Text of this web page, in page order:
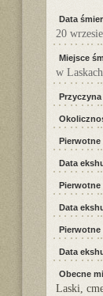
Data
20
Miejsce
w Laskach
Pierwotne
Data
Pierwotne
Data
Pierwotne
Data
Obecne
Laski,